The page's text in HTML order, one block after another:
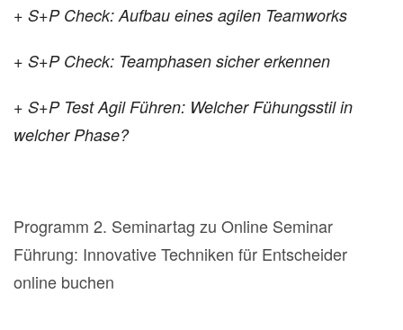
+ S+P Check: Aufbau eines agilen Teamworks
+ S+P Check: Teamphasen sicher erkennen
+ S+P Test Agil Führen: Welcher Fühungsstil in
welcher Phase?
Programm 2. Seminartag zu Online Seminar
Führung: Innovative Techniken für Entscheider
online buchen